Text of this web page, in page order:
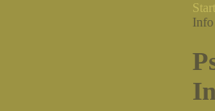
Susanne MetznerInfo